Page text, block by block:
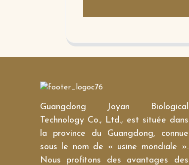
Guangdong Joyan Biological
Technology Co., Ltd., est située dans
la province du Guangdong, connue
sous le nom de « usine mondiale ».
Nous profitons des avantages des